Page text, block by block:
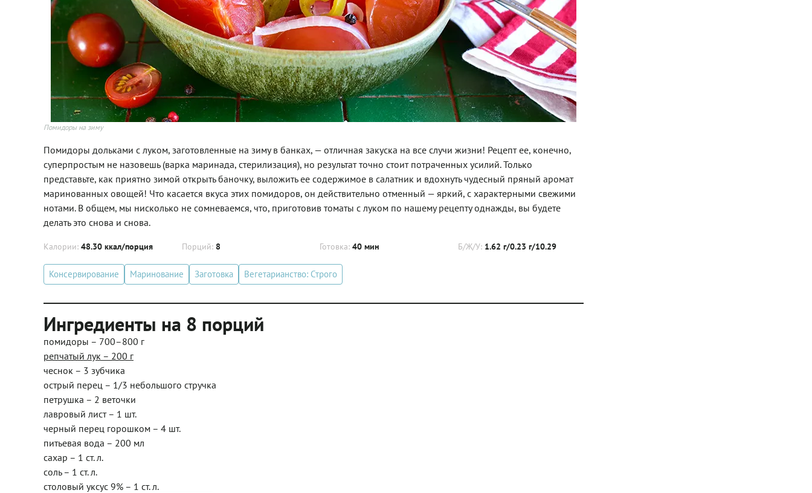
Помидоры на зиму
Помидоры дольками с луком, заготовленные на зиму в банках, — отличная закуска на все случи жизни! Рецепт ее, конечно,
суперпростым не назовешь (варка маринада, стерилизация), но результат точно стоит потраченных усилий. Только
представьте, как приятно зимой открыть баночку, выложить ее содержимое в салатник и вдохнуть чудесный пряный аромат
маринованных овощей! Что касается вкуса этих помидоров, он действительно отменный — яркий, с характерными свежими
нотами. В общем, мы нисколько не сомневаемся, что, приготовив томаты с луком по нашему рецепту однажды, вы будете
делать это снова и снова.
Калории: 48.30 ккал/порция Порций: 8 Готовка: 40 мин Б/Ж/У: 1.62 г/0.23 г/10.29
Консервирование Маринование Заготовка Вегетарианство: Строго
Ингредиенты на 8 порций
помидоры – 700–800 г
репчатый лук – 200 г
чеснок – 3 зубчика
острый перец – 1/3 небольшого стручка
петрушка – 2 веточки
лавровый лист – 1 шт.
черный перец горошком – 4 шт.
питьевая вода – 200 мл
сахар – 1 ст. л.
соль – 1 ст. л.
столовый уксус 9% – 1 ст. л.